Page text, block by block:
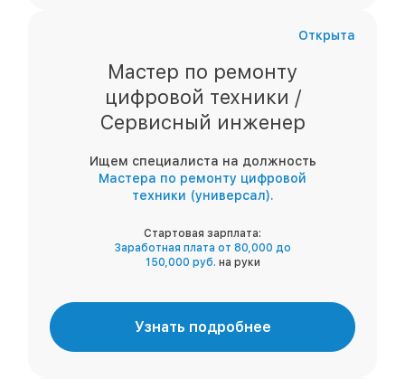
Открыта
Мастер по ремонту
цифровой техники /
Сервисный инженер
Ищем специалиста на должность
Мастера по ремонту цифровой
техники (универсал).
Стартовая зарплата:
Заработная плата от 80,000 до
150,000 руб. на руки
Узнать подробнее